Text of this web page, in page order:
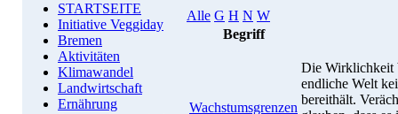
STARTSEITE
Initiative Veggiday
Bremen
Aktivitäten
Klimawandel
Landwirtschaft
Ernährung
Alle G H N W
Begriff
Wachstumsgrenzen
Die Wirklichkeit
endliche Welt
bereithält.